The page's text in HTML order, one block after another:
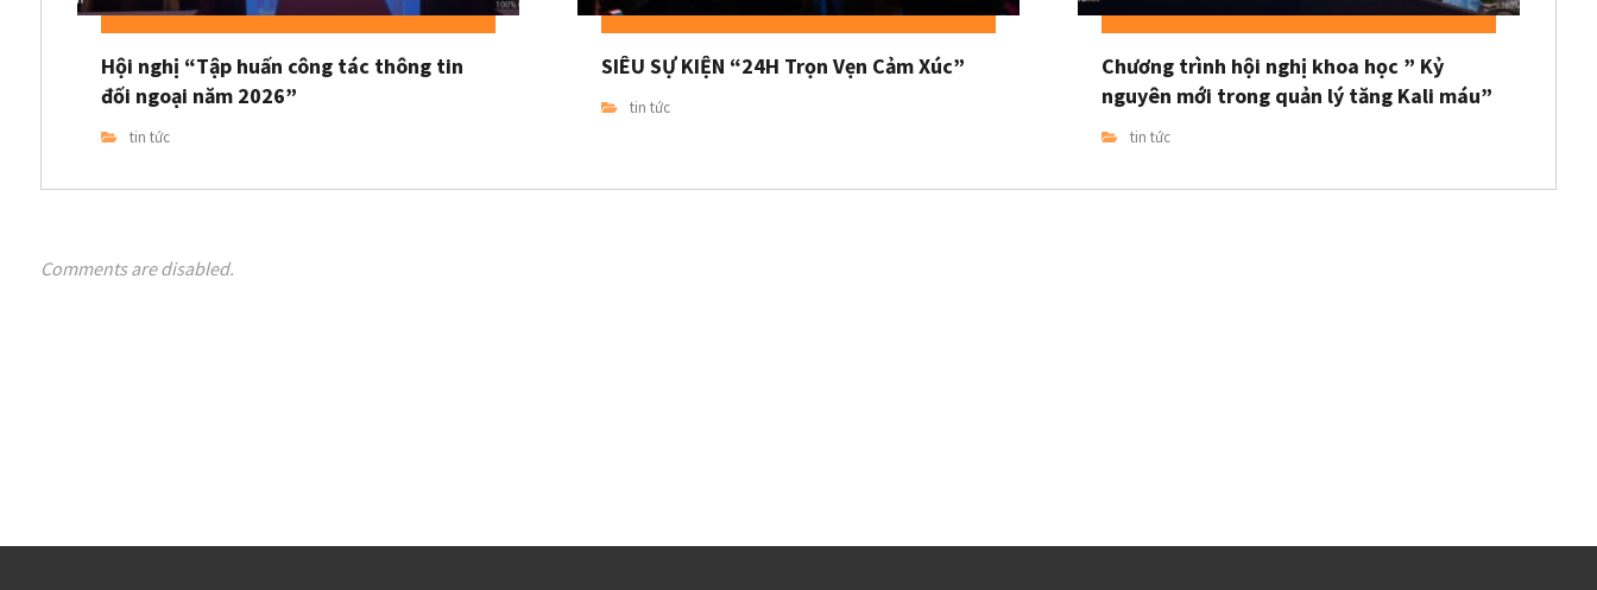
Hội nghị “Tập huấn công tác thông tin
đối ngoại năm 2026”
tin tức
SIÊU SỰ KIỆN “24H Trọn Vẹn Cảm Xúc”
tin tức
Chương trình hội nghị khoa học ” Kỷ
nguyên mới trong quản lý tăng Kali máu”
tin tức
Comments are disabled.